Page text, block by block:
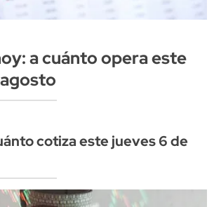
a cuánto opera este
cotiza este jueves 6 de